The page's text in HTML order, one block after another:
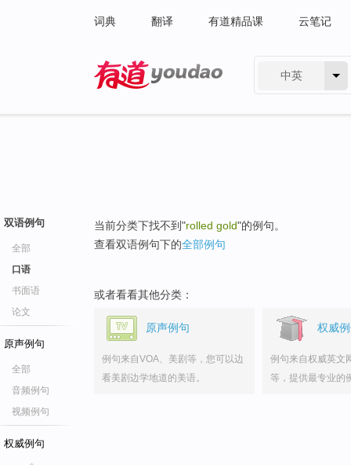
词典 翻译 有道精品课 云笔记
中英
双语例句
全部
口语
书面语
论文
原声例句
全部
音频例句
视频例句
权威例句
当前分类下找不到"rolled gold"的例句。
查看双语例句下的全部例句
或者看看其他分类：
原声例句
例句来自VOA、美剧等，您可以边
看美剧边学地道的美语。
权威
例句来自权威英文
等，提供最专业的